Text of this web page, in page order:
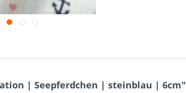
| Seepferdchen | steinblau | 6cm"